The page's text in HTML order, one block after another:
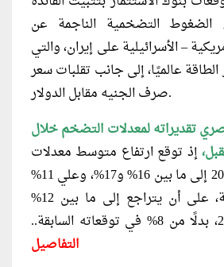
التضخمية الناجمة عن
– الأسرائيلية على إيران، والتي
عالميًا، إلى جانب تقلبات سعر
صرف الجنيه مقابل الدولار.
تقديراته لمعدلات التضخم خلال
إذ توقع ارتفاع متوسط معدلات
التضخم في عام 2026 إلى ما بين 16% و17%، وعلي 11%
في توقعاته السابقة، على أن يتراجع إلى ما بين 12%
التفاصيل